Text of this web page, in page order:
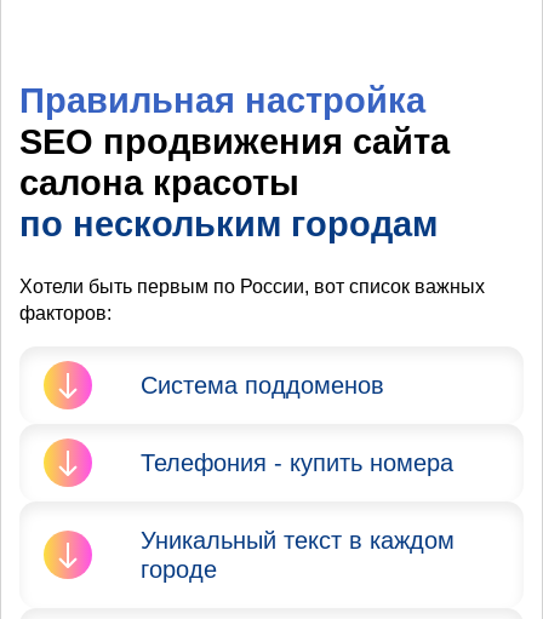
Правильная настройка
SEO продвижения сайта
салона красоты
по нескольким городам
Хотели быть первым по России, вот список важных
факторов:
Система поддоменов
Яндекс и Google запрещают
продвижение сайта в
должны мешать тем, кто
территориально находится в
данных городах.
Телефония - купить номера
Очень Важно
присутствовать в городе при
добавлении его в
Уникальный текст в каждом
городе